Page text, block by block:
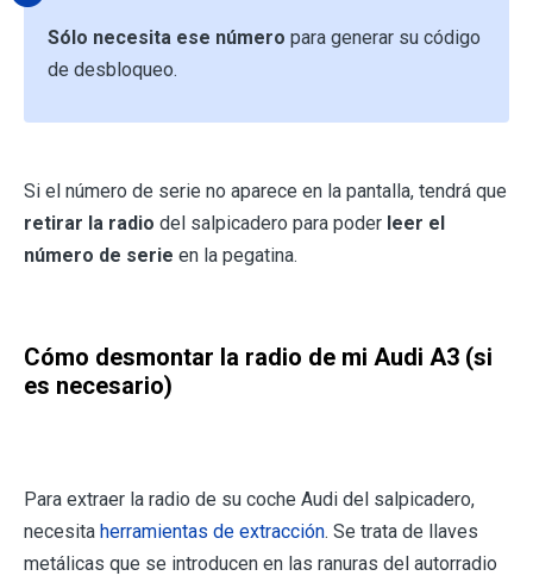
Sólo necesita ese número para generar su código
de desbloqueo.
Si el número de serie no aparece en la pantalla, tendrá que
retirar la radio del salpicadero para poder leer el
número de serie en la pegatina.
Cómo desmontar la radio de mi Audi A3 (si
es necesario)
Para extraer la radio de su coche Audi del salpicadero,
necesita herramientas de extracción. Se trata de llaves
metálicas que se introducen en las ranuras del autorradio